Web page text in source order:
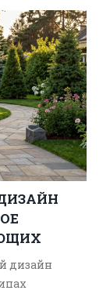
дизайн